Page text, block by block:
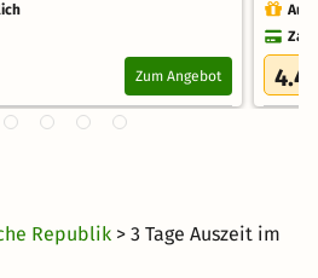
Zum Angebot 4.4
Republik > 3 Tage Auszeit im